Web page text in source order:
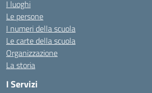
I luoghi
Le persone
I numeri della scuola
Le carte della scuola
Organizzazione
La storia
I Servizi